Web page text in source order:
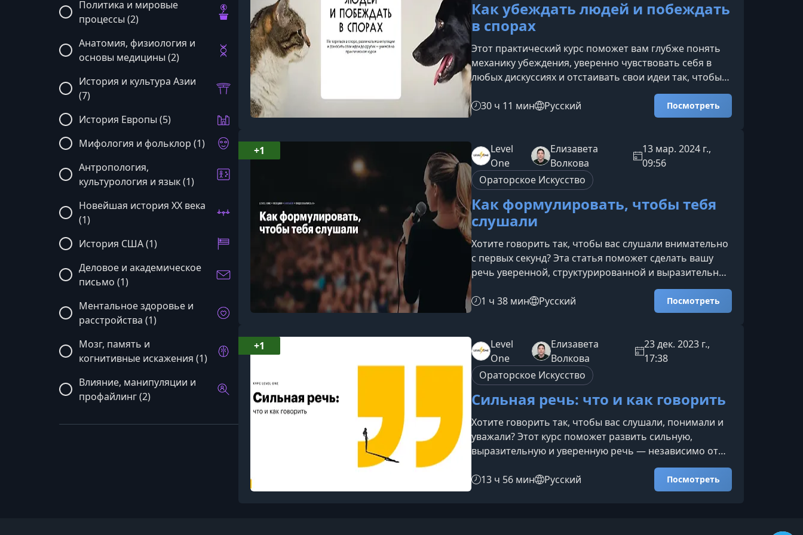
Политика и мировые
процессы (2)
Анатомия, физиология и
основы медицины (2)
История и культура Азии
(7)
История Европы (5)
Мифология и фольклор (1)
Антропология,
культурология и язык (1)
Новейшая история XX века
(1)
История США (1)
Деловое и академическое
письмо (1)
Ментальное здоровье и
расстройства (1)
Мозг, память и
когнитивные искажения (1)
Влияние, манипуляции и
профайлинг (2)
Как убеждать людей и побеждать
в спорах
Этот практический курс поможет вам глубже понять
механику убеждения, уверенно чувствовать себя в
любых дискуссиях и отстаивать свои идеи так, чтобы
их действительно слышали и принимали. Курс
сочетает психологию, аргументацию и техники
переговоров, давая инструменты для общения в
убедительно формулировать мыслиВы избавитесь от
страха быть непонятым, научитесь структурировать
свои идеи и находить
30 ч 11 мин Русский Посмотреть
Level
One
Елизавета
Волкова
13 мар. 2024 г.,
09:56
Ораторское Искусство
Как формулировать, чтобы тебя
слушали
Хотите говорить так, чтобы вас слушали внимательно
с первых секунд? Эта статья поможет сделать вашу
речь уверенной, структурированной и выразительной
— даже если пока вам кажется, что мысли «теряются»
по пути от головы к словам.О чем этот курсКурс
посвящен развитию навыков четкой, связной и
хочет лучше доносить свои идеи — в работе, учёбе,
общении или публичных выступлениях.Ключевые
задачи курс
1 ч 38 мин Русский Посмотреть
+1
Level
One
Елизавета
Волкова
23 дек. 2023 г.,
17:38
Ораторское Искусство
Сильная речь: что и как говорить
Хотите говорить так, чтобы вас слушали, понимали и
уважали? Этот курс поможет развить сильную,
выразительную и уверенную речь — независимо от
того, выступаете ли вы перед аудиторией, ведёте
сложный разговор или стремитесь сделать свою
13 ч 56 мин Русский Посмотреть
+1